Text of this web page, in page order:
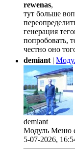
rewenas,
тут больше
генерация
попробовать,
честно оно
demiant|
demiant
Модуль Меню
5-07-2026,